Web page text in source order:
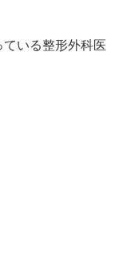
いる整形外科医